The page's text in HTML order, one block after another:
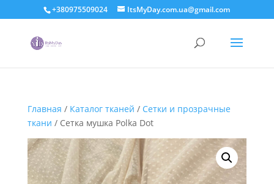
+380975509024 ItsMyDay.com.ua@gmail.com
Главная / Каталог тканей / Сетки и прозрачные
ткани / Сетка мушка Polka Dot